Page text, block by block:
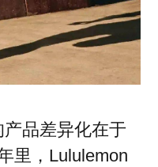
品差异化在于
里，Lululemon